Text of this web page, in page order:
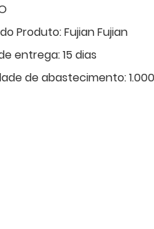
Produto:Fujian Fujian
entrega:15 dias
de abastecimento: